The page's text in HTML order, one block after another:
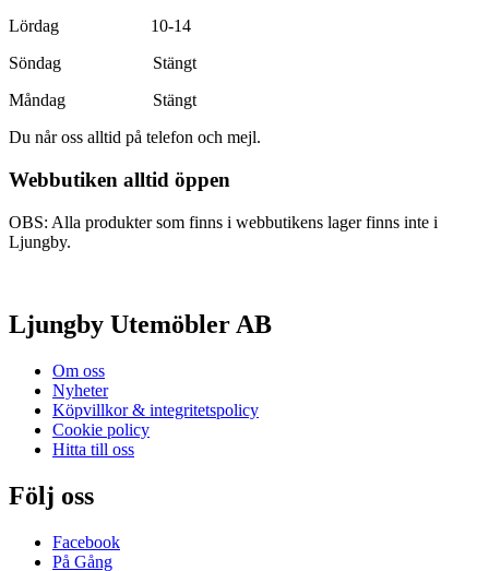
Lördag 10-14
Söndag Stängt
Måndag Stängt
Du når oss alltid på telefon och mejl.
Webbutiken alltid öppen
OBS: Alla produkter som finns i webbutikens lager finns inte i
Ljungby.
Ljungby Utemöbler AB
Om oss
Nyheter
Köpvillkor & integritetspolicy
Cookie policy
Hitta till oss
Följ oss
Facebook
På Gång